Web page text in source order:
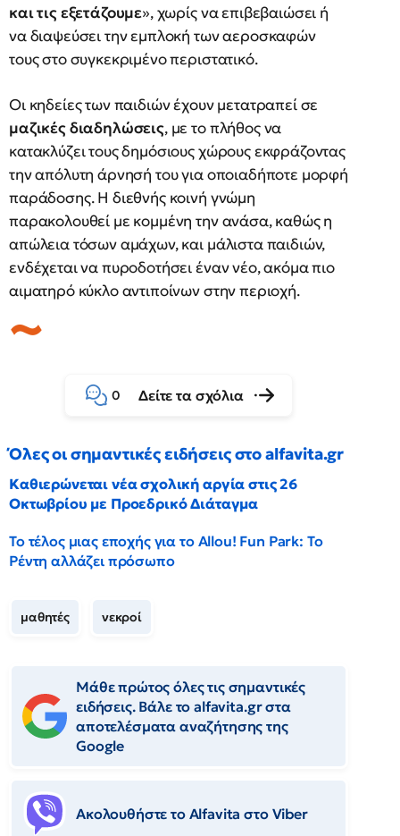
και τις εξετάζουμε», χωρίς να επιβεβαιώσει ή
να διαψεύσει την εμπλοκή των αεροσκαφών
τους στο συγκεκριμένο περιστατικό.
Οι κηδείες των παιδιών έχουν μετατραπεί σε
μαζικές διαδηλώσεις, με το πλήθος να
κατακλύζει τους δημόσιους χώρους εκφράζοντας
την απόλυτη άρνησή του για οποιαδήποτε μορφή
παράδοσης. Η διεθνής κοινή γνώμη
παρακολουθεί με κομμένη την ανάσα, καθώς η
απώλεια τόσων αμάχων, και μάλιστα παιδιών,
ενδέχεται να πυροδοτήσει έναν νέο, ακόμα πιο
αιματηρό κύκλο αντιποίνων στην περιοχή.
0 Δείτε τα σχόλια
Όλες οι σημαντικές ειδήσεις στο alfavita.gr
Καθιερώνεται νέα σχολική αργία στις 26
Οκτωβρίου με Προεδρικό Διάταγμα
Το τέλος μιας εποχής για το Allou! Fun Park: Το
Ρέντη αλλάζει πρόσωπο
μαθητές νεκροί
Μάθε πρώτος όλες τις σημαντικές
ειδήσεις. Βάλε το alfavita.gr στα
αποτελέσματα αναζήτησης της
Google
Ακολουθήστε το Αlfavita στο Viber